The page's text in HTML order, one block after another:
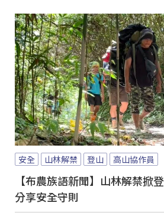
安全 山林解禁 登山 高山協作員
【布農族語新聞】山林解禁掀
分享安全守則